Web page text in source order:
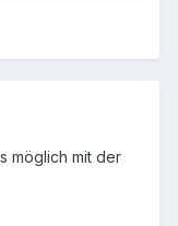
möglich mit der